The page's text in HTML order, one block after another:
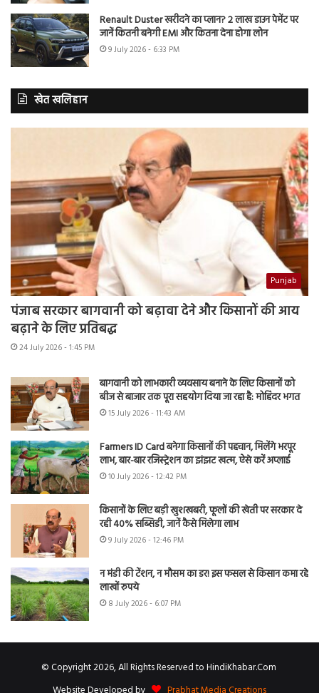
Renault Duster खरीदने का प्लान? 2 लाख डाउन पेमेंट पर
जानें कितनी बनेगी EMI और कितना देना होगा लोन
9 July 2026 - 6:33 PM
खेत खलिहान
Punjab
पंजाब सरकार बागवानी को बढ़ावा देने और किसानों की आय
बढ़ाने के लिए प्रतिबद्ध
24 July 2026 - 1:45 PM
बागवानी को लाभकारी व्यवसाय बनाने के लिए किसानों को
बीज से बाजार तक पूरा सहयोग दिया जा रहा है: मोहिंदर भगत
15 July 2026 - 11:43 AM
Farmers ID Card बनेगा किसानों की पहचान, मिलेंगे भरपूर
लाभ, बार-बार रजिस्ट्रेशन का झंझट खत्म, ऐसे करें अप्लाई
10 July 2026 - 12:42 PM
किसानों के लिए बड़ी खुशखबरी, फूलों की खेती पर सरकार दे
रही 40% सब्सिडी, जानें कैसे मिलेगा लाभ
9 July 2026 - 12:46 PM
न मंडी की टेंशन, न मौसम का डर! इस फसल से किसान कमा रहे
लाखों रुपये
8 July 2026 - 6:07 PM
© Copyright 2026, All Rights Reserved to HindiKhabar.Com